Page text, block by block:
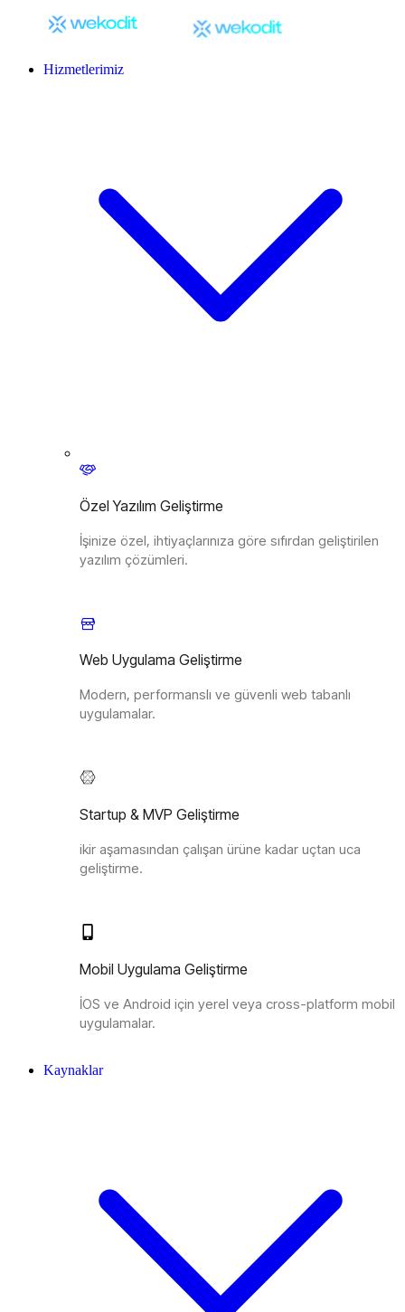
Hizmetlerimiz
Özel Yazılım Geliştirme
İşinize özel, ihtiyaçlarınıza göre sıfırdan geliştirilen
yazılım çözümleri.
Web Uygulama Geliştirme
Modern, performanslı ve güvenli web tabanlı
uygulamalar.
Startup & MVP Geliştirme
ikir aşamasından çalışan ürüne kadar uçtan uca
geliştirme.
Mobil Uygulama Geliştirme
İOS ve Android için yerel veya cross-platform mobil
uygulamalar.
Kaynaklar